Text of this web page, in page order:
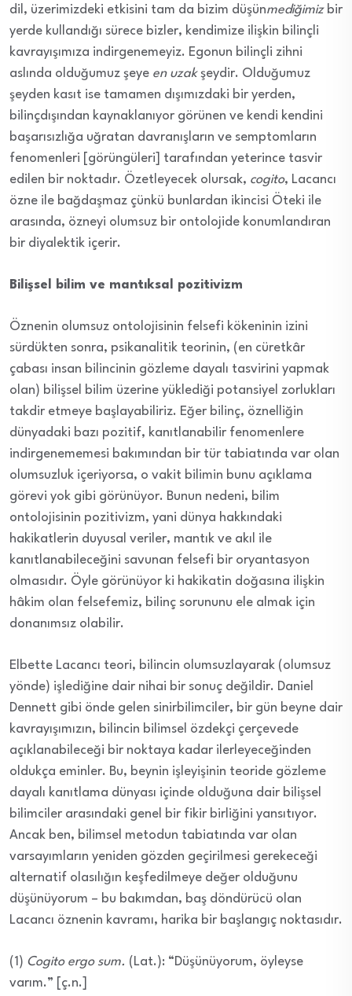
dil, üzerimizdeki etkisini tam da bizim düşünmediğimiz bir
yerde kullandığı sürece bizler, kendimize ilişkin bilinçli
kavrayışımıza indirgenemeyiz. Egonun bilinçli zihni
aslında olduğumuz şeye en uzakşeydir. Olduğumuz
şeyden kasıt ise tamamen dışımızdaki bir yerden,
bilinçdışından kaynaklanıyor görünen ve kendi kendini
başarısızlığa uğratan davranışların ve semptomların
fenomenleri [görüngüleri] tarafından yeterince tasvir
edilen bir noktadır. Özetleyecek olursak, cogito, Lacancı
özne ile bağdaşmaz çünkü bunlardan ikincisi Öteki ile
arasında, özneyi olumsuz bir ontolojide konumlandıran
bir diyalektik içerir.
Bilişsel bilim ve mantıksal pozitivizm
Öznenin olumsuz ontolojisinin felsefi kökeninin izini
sürdükten sonra, psikanalitik teorinin, (en cüretkâr
çabası insan bilincinin gözleme dayalı tasvirini yapmak
olan) bilişsel bilim üzerine yüklediği potansiyel zorlukları
takdir etmeye başlayabiliriz. Eğer bilinç, öznelliğin
dünyadaki bazı pozitif, kanıtlanabilir fenomenlere
indirgenememesi bakımından bir tür tabiatında var olan
olumsuzluk içeriyorsa, o vakit bilimin bunu açıklama
görevi yok gibi görünüyor. Bunun nedeni, bilim
ontolojisinin pozitivizm, yani dünya hakkındaki
hakikatlerin duyusal veriler, mantık ve akıl ile
kanıtlanabileceğini savunan felsefi bir oryantasyon
olmasıdır. Öyle görünüyor ki hakikatin doğasına ilişkin
hâkim olan felsefemiz, bilinç sorununu ele almak için
donanımsız olabilir.
Elbette Lacancı teori, bilincin olumsuzlayarak (olumsuz
yönde) işlediğine dair nihai bir sonuç değildir. Daniel
Dennett gibi önde gelen sinirbilimciler, bir gün beyne dair
kavrayışımızın, bilincin bilimsel özdekçi çerçevede
açıklanabileceği bir noktaya kadar ilerleyeceğinden
oldukça eminler. Bu, beynin işleyişinin teoride gözleme
dayalı kanıtlama dünyası içinde olduğuna dair bilişsel
bilimciler arasındaki genel bir fikir birliğini yansıtıyor.
Ancak ben, bilimsel metodun tabiatında var olan
varsayımların yeniden gözden geçirilmesi gerekeceği
alternatif olasılığın keşfedilmeye değer olduğunu
düşünüyorum – bu bakımdan, baş döndürücü olan
Lacancı öznenin kavramı, harika bir başlangıç noktasıdır.
(1) Cogito ergo sum. (Lat.): “Düşünüyorum, öyleyse
varım.” [ç.n.]